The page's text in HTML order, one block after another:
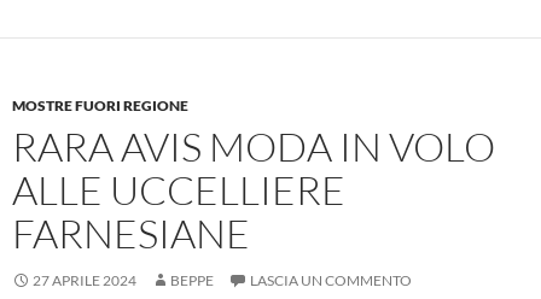
MOSTRE FUORI REGIONE
RARA AVIS MODA IN VOLO
ALLE UCCELLIERE
FARNESIANE
27 APRILE 2024 BEPPE LASCIA UN COMMENTO